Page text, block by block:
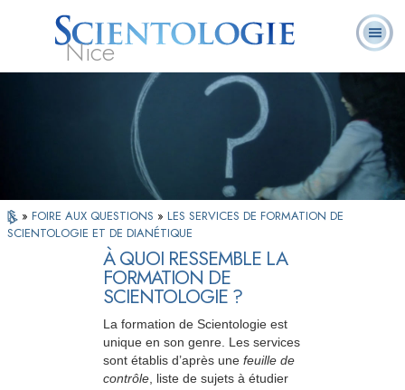
Nice
Qu’est-ce que la
Scientologie ?
Ministres
volontaires
Foire aux
questions
» FOIRE AUX QUESTIONS » LES SERVICES DE FORMATION DE
SCIENTOLOGIE ET DE DIANÉTIQUE
À QUOI RESSEMBLE LA
FORMATION DE
SCIENTOLOGIE ?
La formation de Scientologie est
unique en son genre. Les services
sont établis d’après une feuille de
contrôle , liste de sujets à étudier